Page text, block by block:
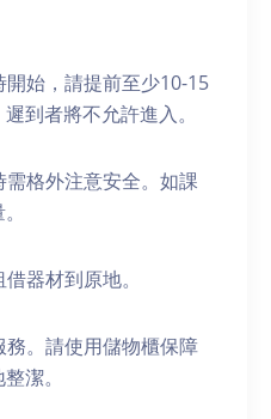
始，請提前至少10-15
到者將不允許進入。
格外注意安全。如課
器材到原地。
。請使用儲物櫃保障
潔。